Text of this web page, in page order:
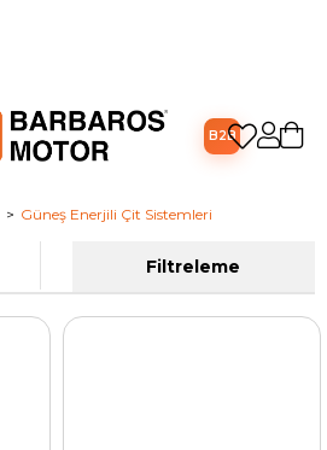
B2B
Güneş Enerjili Çit Sistemleri
Filtreleme